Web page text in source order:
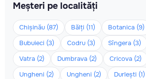
Meșteri pe localități
Chișinău (87) Bălți (11) Botanica (9)
Bubuieci (3)
Codru (3) Sîngera (3)
Vatra (2)
Dumbrava (2) Cricova (2)
Ungheni (2)
Ungheni (2) Durlești (1)